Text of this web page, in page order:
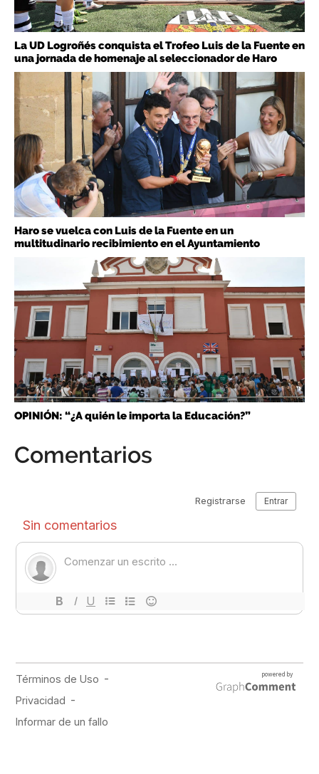
La UD Logroñés conquista el Trofeo Luis de la Fuente en
una jornada de homenaje al seleccionador de Haro
Haro se vuelca con Luis de la Fuente en un
multitudinario recibimiento en el Ayuntamiento
OPINIÓN: “¿A quién le importa la Educación?”
Comentarios